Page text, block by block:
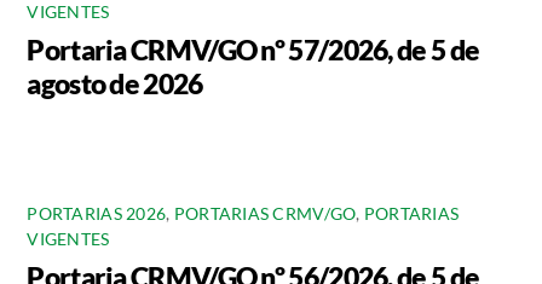
VIGENTES
Portaria CRMV/GO nº 57/2026, de 5 de
agosto de 2026
PORTARIAS 2026, PORTARIAS CRMV/GO, PORTARIAS
VIGENTES